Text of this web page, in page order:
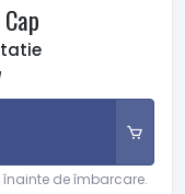
înainte de îmbarcare.